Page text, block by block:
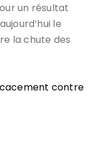
un résultat
le
la chute des
contre